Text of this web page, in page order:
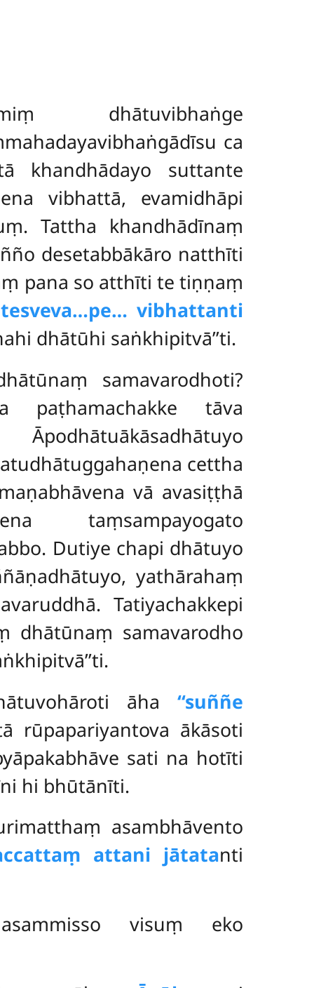
dhātuvibhaṅge
ca
khandhādayo suttante
vibhattā, evamidhāpi
Tattha khandhādīnaṃ
desetabbākāro natthīti
pana so atthīti te tiṇṇaṃ
vibhattanti
dhātūhi saṅkhipitvā’’ti.
samavarodhoti?
paṭhamachakke tāva
cettha
vā avasiṭṭhā
taṃsampayogato
Dutiye chapi dhātuyo
yathārahaṃ
Tatiyachakkepi
dhātūnaṃ samavarodho
āha‘‘suññe
rūpapariyantova ākāsoti
sati na hotīti
hi bhūtānīti.
asambhāvento
attani jātatanti
visuṃ eko